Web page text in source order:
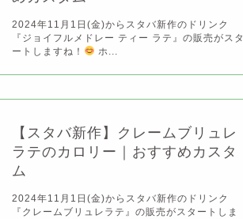
2024年11月1日(金)からスタバ新作のドリンク
『ジョイフルメドレー ティー ラテ』の販売がスタ
ートしますね！
ホ...
【スタバ新作】クレームブリュレ
ラテのカロリー｜おすすめカスタ
ム
2024年11月1日(金)からスタバ新作のドリンク
『クレームブリュレラテ』の販売がスタートしま